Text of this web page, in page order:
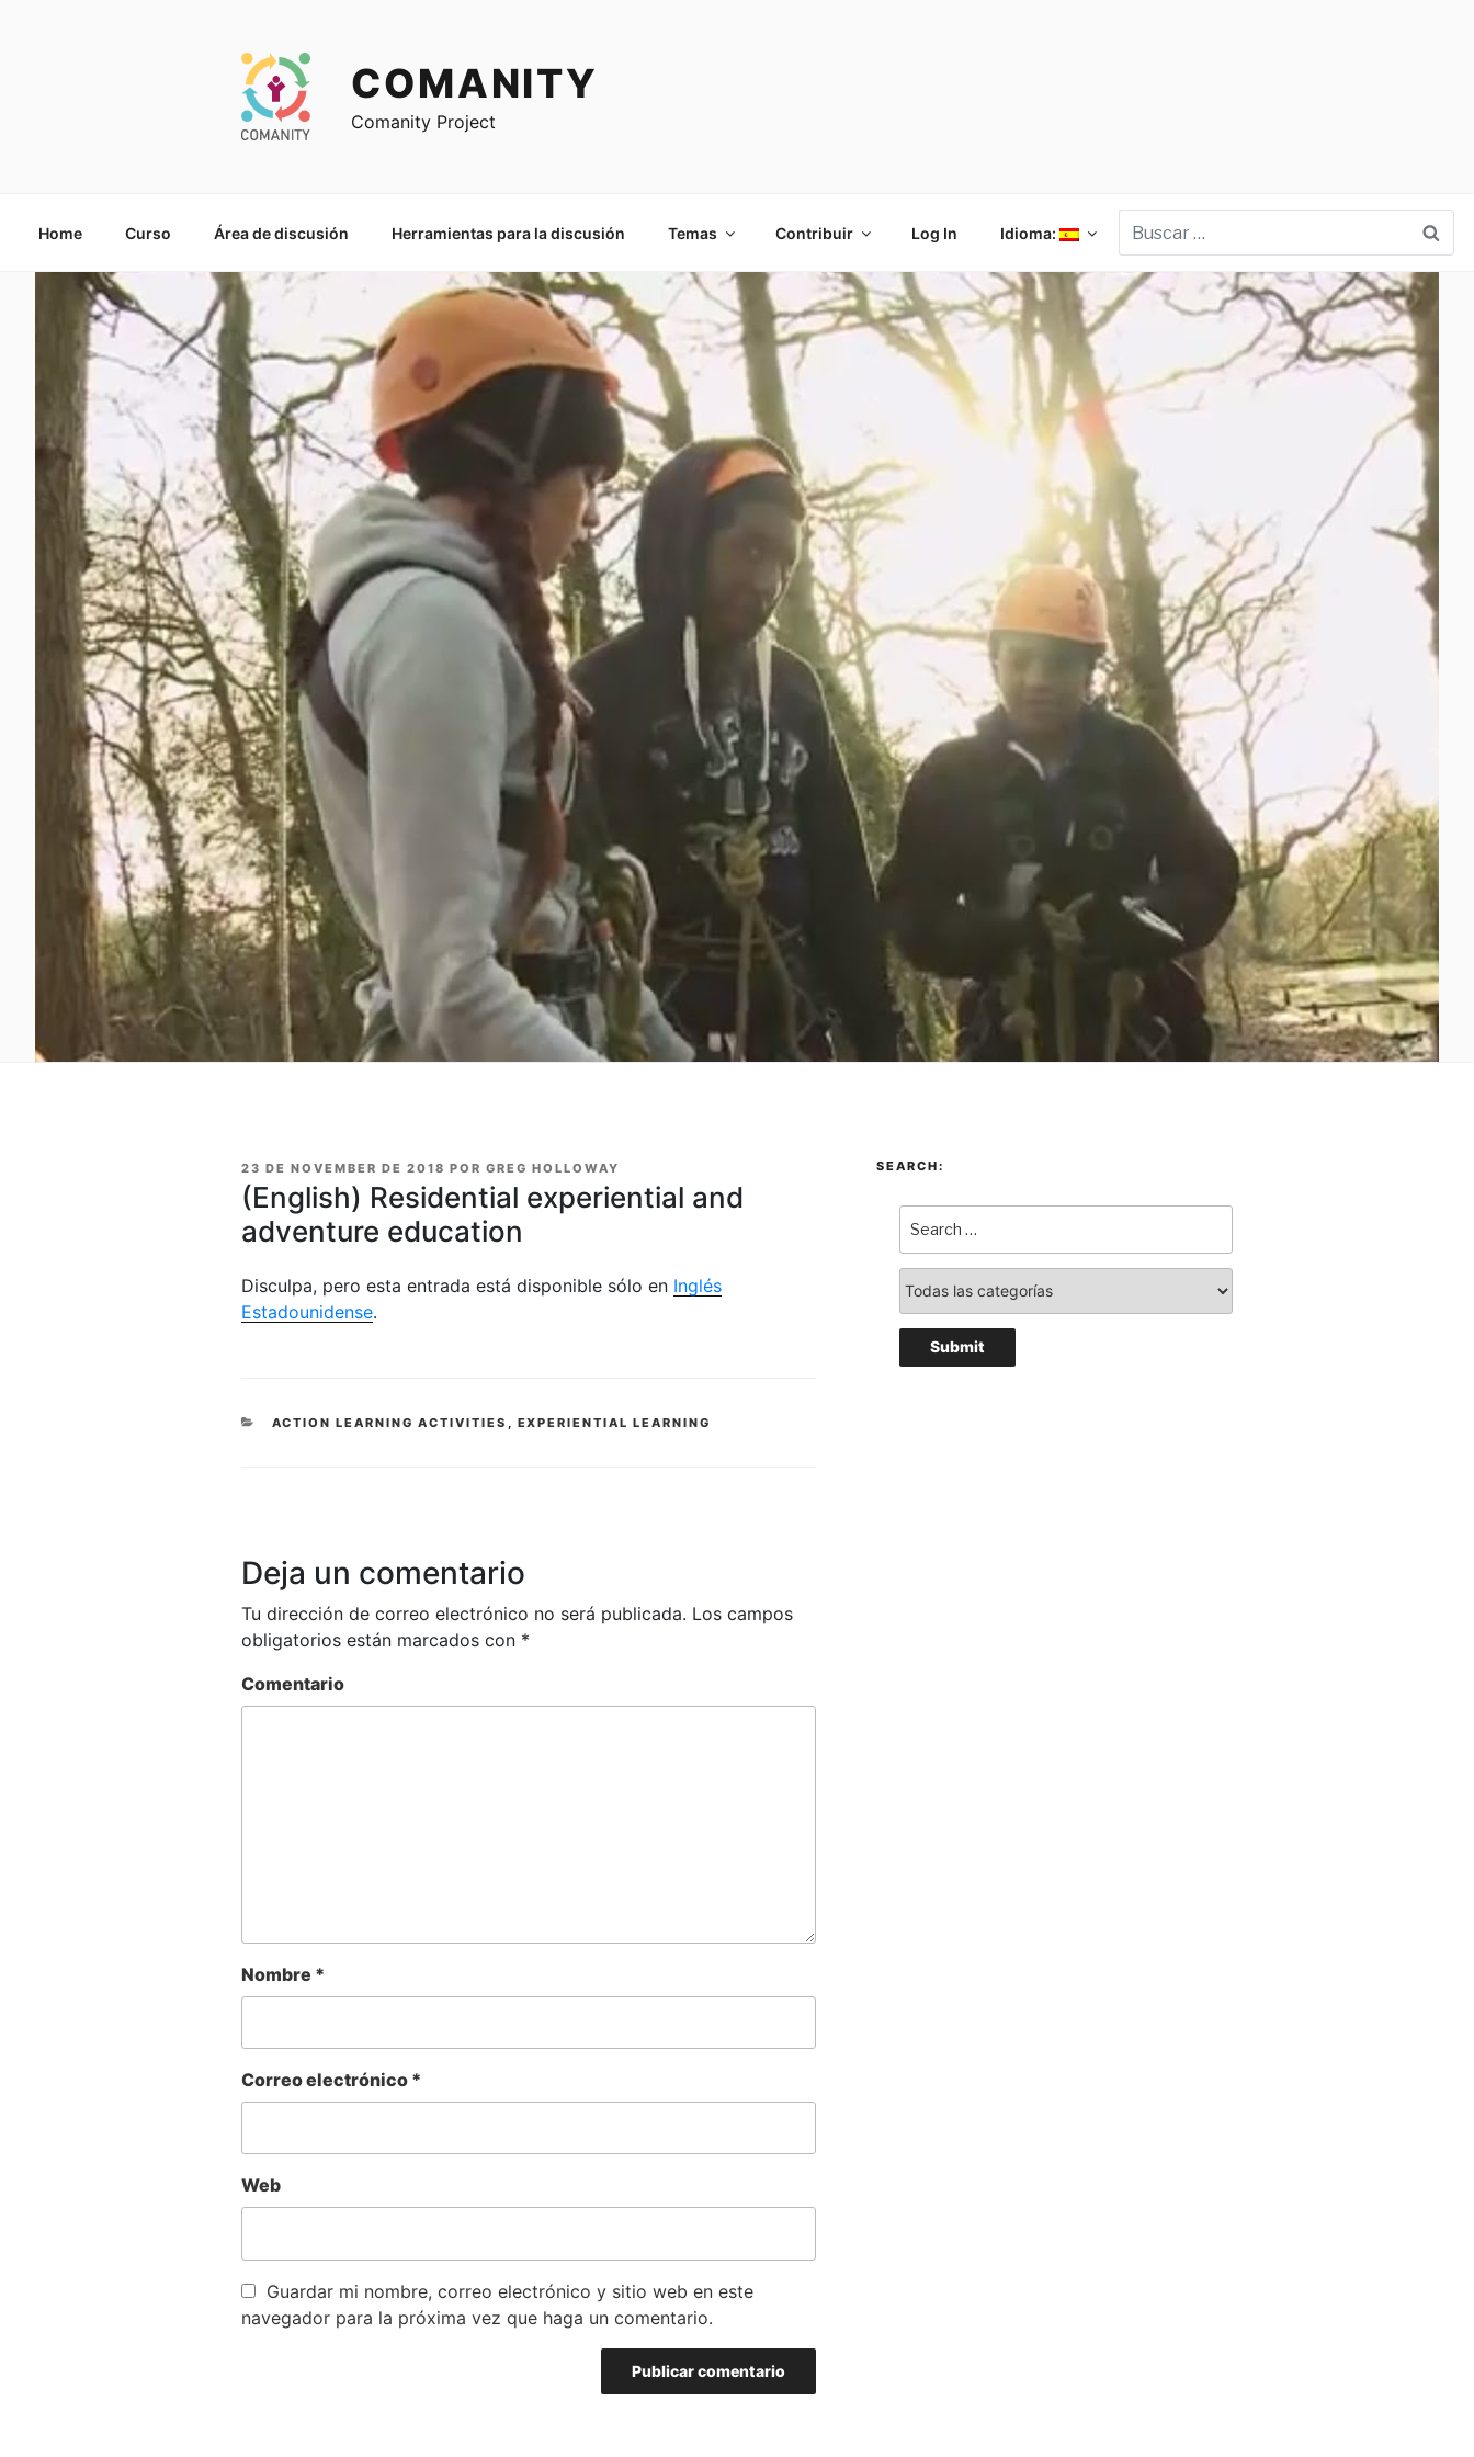
Home Curso Área de discusión Herramientas para la discusión Temas Contribuir Log In Idioma:
COMANITY
Comanity Project
PUBLICADO
EN
23 DE NOVEMBER DE 2018 POR GREG HOLLOWAY
(English) Residential experiential and
adventure education
Disculpa, pero esta entrada está disponible sólo en Inglés
Estadounidense.
CATEGORÍAS
ACTION LEARNING ACTIVITIES , EXPERIENTIAL LEARNING
Deja un comentario
Tu dirección de correo electrónico no será publicada. Los campos
obligatorios están marcados con *
Comentario
Nombre *
Correo electrónico *
Web
Guardar mi nombre, correo electrónico y sitio web en este
navegador para la próxima vez que haga un comentario.
SEARCH: